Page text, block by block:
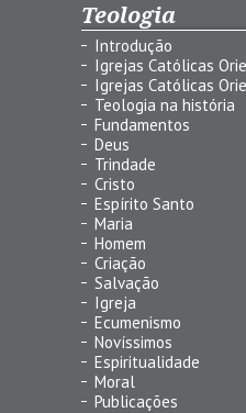
Teologia
Introdução
Igrejas Católicas
Igrejas Católicas
Teologia na história
Fundamentos
Deus
Trindade
Cristo
Espírito Santo
Maria
Homem
Criação
Salvação
Igreja
Ecumenismo
Novíssimos
Espiritualidade
Moral
Publicações